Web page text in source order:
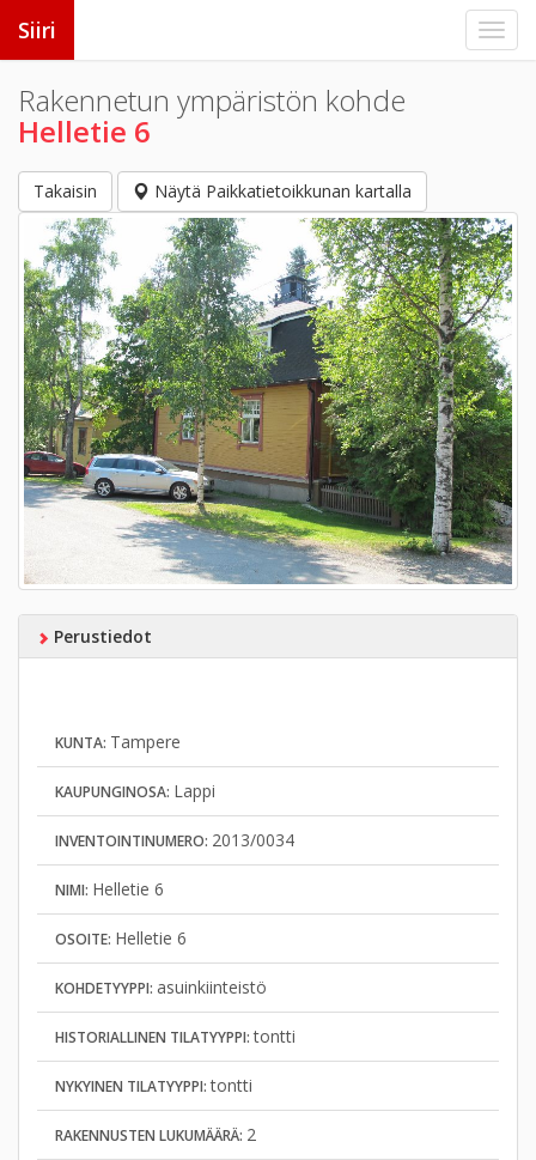
Siiri
Rakennetun ympäristön kohde
Helletie 6
Takaisin Näytä Paikkatietoikkunan kartalla
Perustiedot
KUNTA: Tampere
KAUPUNGINOSA: Lappi
INVENTOINTINUMERO: 2013/0034
NIMI: Helletie 6
OSOITE: Helletie 6
KOHDETYYPPI: asuinkiinteistö
HISTORIALLINEN TILATYYPPI:tontti
NYKYINEN TILATYYPPI:tontti
RAKENNUSTEN LUKUMÄÄRÄ: 2